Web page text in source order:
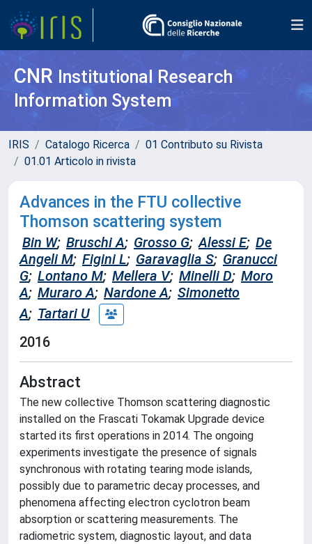
CNR Institutional Research
Information System
IRIS Catalogo Ricerca
01 Contributo su Rivista
01.01 Articolo in rivista
Advances in the FTU collective
Thomson scattering system
Bin W; Bruschi A; Grosso G; Alessi E; De
Angeli M; Figini L; Garavaglia S; Granucci
G; Lontano M; Mellera V; Minelli D; Moro
A; Muraro A; Nardone A; Simonetto
A; Tartari U
2016
Abstract
The new collective Thomson scattering diagnostic
installed on the Frascati Tokamak Upgrade device
started its first operations in 2014. The ongoing
experiments investigate the presence of signals
synchronous with rotating tearing mode islands,
possibly due to parametric decay processes, and
phenomena affecting electron cyclotron beam
absorption or scattering measurements. The
radiometric system, diagnostic layout, and data